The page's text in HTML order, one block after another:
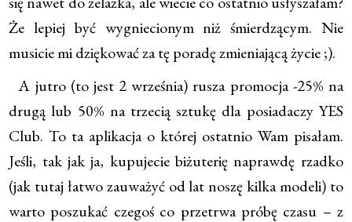
Że lepiej być wygniecionym niż śmierdzącym. Nie
musicie mi dziękować za tę poradę zmieniającą życie ;).
A jutro (to jest 2 września) rusza promocja -25% na
drugą lub 50% na trzecią sztukę dla posiadaczy YES
Club. To ta aplikacja o której ostatnio Wam pisałam.
Jeśli, tak jak ja, kupujecie biżuterię naprawdę rzadko
(jak tutaj łatwo zauważyć od lat noszę kilka modeli) to
warto poszukać czegoś co przetrwa próbę czasu – z